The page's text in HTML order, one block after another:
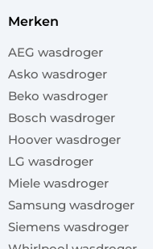
merken
AEG wasdroger
Asko wasdroger
Beko wasdroger
Bosch wasdroger
Hoover wasdroger
LG wasdroger
Miele wasdroger
Samsung wasdroger
Siemens wasdroger